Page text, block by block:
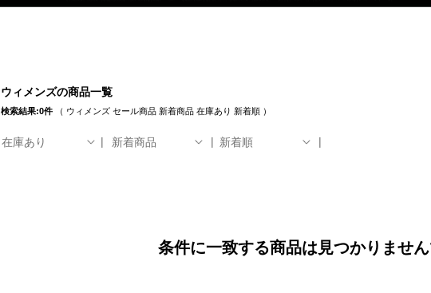
ウィメンズの商品一覧
検索結果:0件（ ウィメンズ セール商品 新着商品 在庫あり 新着順）
在庫あり 新着商品 新着順
条件に一致する商品は見つかりません